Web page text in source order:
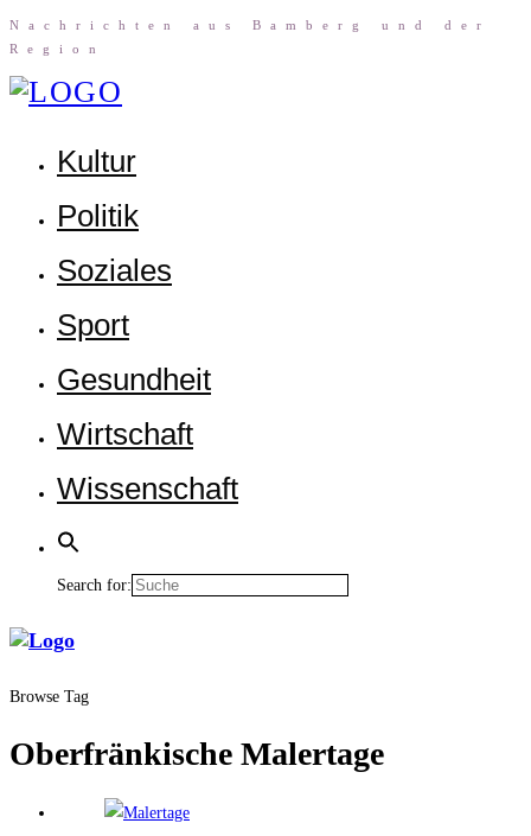
Nach­rich­ten aus Bam­berg und der
Region
Kul­tur
Poli­tik
Sozia­les
Sport
Gesund­heit
Wirt­schaft
Wis­sen­schaft
Search for:
Browse Tag
Oberfränkische Malertage